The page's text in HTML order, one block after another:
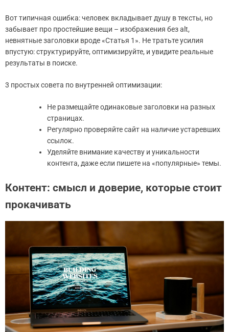
Вот типичная ошибка: человек вкладывает душу в тексты, но
забывает про простейшие вещи – изображения без alt,
невнятные заголовки вроде «Статья 1». Не тратьте усилия
впустую: структурируйте, оптимизируйте, и увидите реальные
результаты в поиске.
3 простых совета по внутренней оптимизации:
Не размещайте одинаковые заголовки на разных
страницах.
Регулярно проверяйте сайт на наличие устаревших
ссылок.
Уделяйте внимание качеству и уникальности
контента, даже если пишете на «популярные» темы.
Контент: смысл и доверие, которые стоит
прокачивать